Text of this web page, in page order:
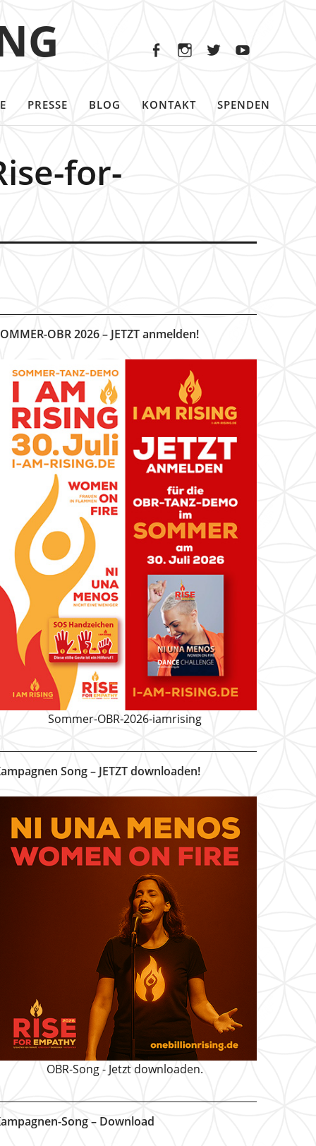
PRESSE BLOG KONTAKT SPENDEN
for-
OBR 2026 – JETZT anmelden!
Sommer-OBR-2026-iamrising
Song – JETZT downloaden!
OBR-Song - Jetzt downloaden.
Song – Download